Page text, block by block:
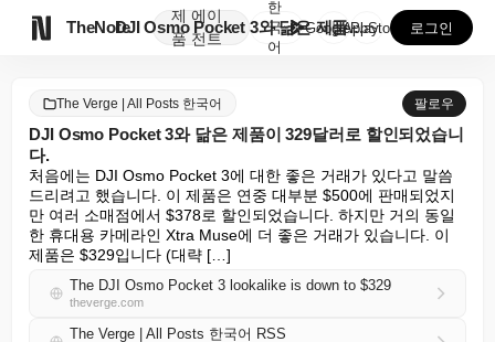
TheNote
제
품
에이
전트
DJI Osmo Pocket 3와 닮은 제품이 329달...
한
국
어
GooglePlay
AppStore 로그인
The Verge | All Posts 한국어 팔로우
DJI Osmo Pocket 3와 닮은 제품이 329달러로 할인되었습니
다.
처음에는 DJI Osmo Pocket 3에 대한 좋은 거래가 있다고 말씀
드리려고 했습니다. 이 제품은 연중 대부분 $500에 판매되었지
만 여러 소매점에서 $378로 할인되었습니다. 하지만 거의 동일
한 휴대용 카메라인 Xtra Muse에 더 좋은 거래가 있습니다. 이
제품은 $329입니다 (대략 […]
The DJI Osmo Pocket 3 lookalike is down to $329
theverge.com
The Verge | All Posts 한국어 RSS